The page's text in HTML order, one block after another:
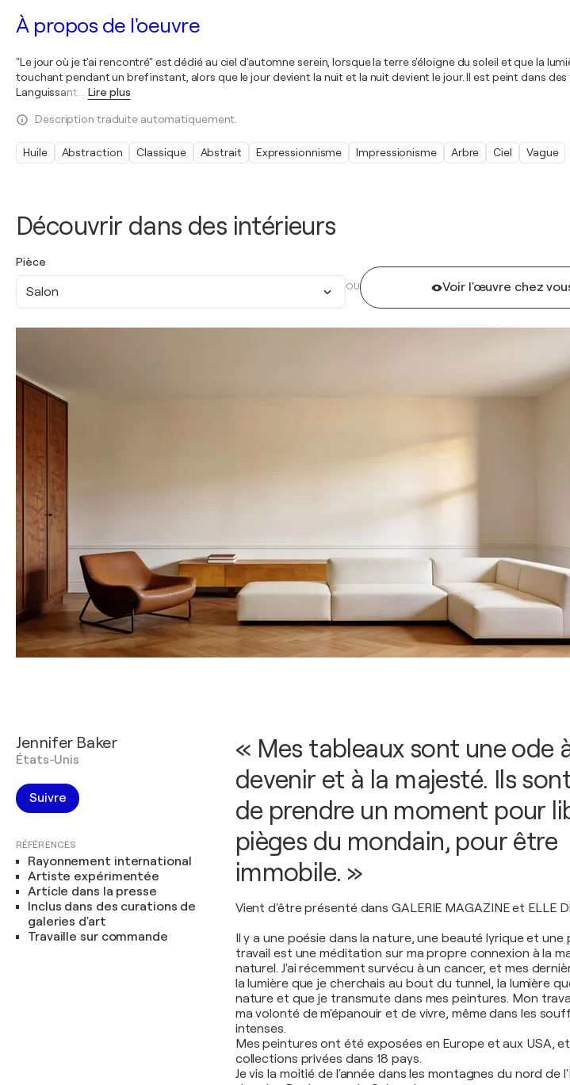
Découvrir dans des intérieurs
Pièce
Salon OU Voir l'œuvre chez
À propos de l'oeuvre
"Le jour où je t'ai rencontré" est dédié au ciel d'automne serein, lorsque la terre s'éloigne du soleil et que la
touchant pendant un bref instant, alors que le jour devient la nuit et la nuit devient le jour. Il est peint dans
Languissant.
Lire plus
Description traduite automatiquement.
Huile Abstraction Classique Abstrait Expressionnisme Impressionisme Arbre Ciel Vague
Jennifer Baker
États-Unis
Suivre
RÉFÉRENCES
Rayonnement international
Artiste expérimentée
Article dans la presse
Inclus dans des curations de
galeries d'art
Travaille sur commande
« Mes tableaux sont une ode
devenir et à la majesté. Ils
de prendre un moment pour
pièges du mondain, pour être
immobile. »
Vient d'être présenté dans GALERIE MAGAZINE et ELLE
Il y a une poésie dans la nature, une beauté lyrique et une
travail est une méditation sur ma propre connexion à la
naturel. J'ai récemment survécu à un cancer, et mes
la lumière que je cherchais au bout du tunnel, la lumière
nature et que je transmute dans mes peintures. Mon
ma volonté de m'épanouir et de vivre, même dans les
intenses.
Mes peintures ont été exposées en Europe et aux USA,
collections privées dans 18 pays.
Je vis la moitié de l'année dans les montagnes du nord de